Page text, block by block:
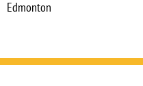
Edmonton